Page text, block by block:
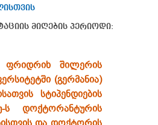
მიღების პერიოდი:
ფრიდრიხ შილერის
(გერმანია)
სტიპენდიების
ს დოქტორანტურის